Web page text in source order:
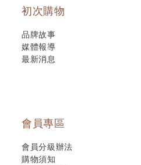
初次購物
品牌故事
媒體報導
最新消息
會員專區
會員分級辦法
購物須知